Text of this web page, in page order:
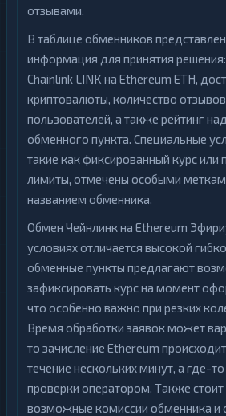
отзывами.
В таблице обменников
информация для принятия
Chainlink LINK на Ethereum ETH,
криптовалюты, количество
пользователей, а также рейтинг
обменного пункта. Специальные
такие как фиксированный курс
лимиты, отмечены особыми
названием обменника.
Обмен Чейнлинк на Ethereum
условиях отличается высокой
обменные пункты предлагают
зафиксировать курс на момент
что особенно важно при резких
Время обработки заявок может
то зачисление Ethereum
течение нескольких минут, а где-
проверки оператором. Также стоит
возможные комиссии обменника и